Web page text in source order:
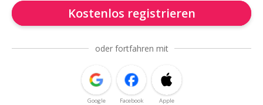
Kostenlos registrieren
oder fortfahren mit
Google Facebook Apple